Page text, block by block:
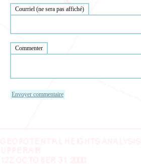
Courriel (ne sera pas affiché)
Commenter